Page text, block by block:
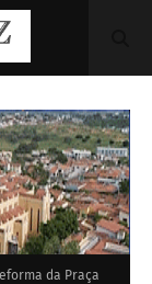
da Praça